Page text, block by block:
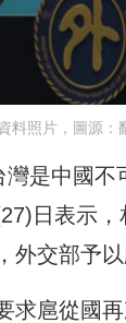
料照片，圖源：
是中國
日表示
交部予以
求扈從國